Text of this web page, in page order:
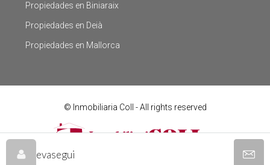
evasegui
Propiedades en Biniaraix
Propiedades en Deià
Propiedades en Mallorca
© Inmobiliaria Coll - All rights reserved